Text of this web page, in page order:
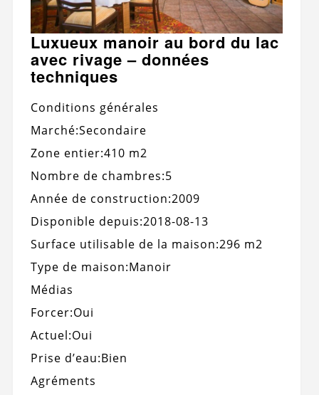
Luxueux manoir au bord du lac
avec rivage – données
techniques
Conditions générales
Marché:Secondaire
Zone entier:410 m2
Nombre de chambres:5
Année de construction:2009
Disponible depuis:2018-08-13
Surface utilisable de la maison:296 m2
Type de maison:Manoir
Médias
Forcer:Oui
Actuel:Oui
Prise d’eau:Bien
Agréments